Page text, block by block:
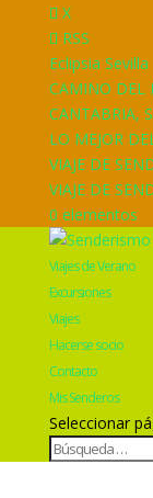
X
RSS
Eclipsia Sevilla
CAMINO DEL
CANTABRIA,
LO MEJOR
VIAJE DE
VIAJE DE
0 elementos
Viajes de Verano
Excursiones
Viajes
Hacerse socio
Contacto
Mis Senderos
Seleccionar